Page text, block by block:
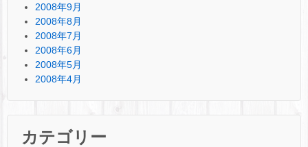
2008年9月
2008年8月
2008年7月
2008年6月
2008年5月
2008年4月
カテゴリー